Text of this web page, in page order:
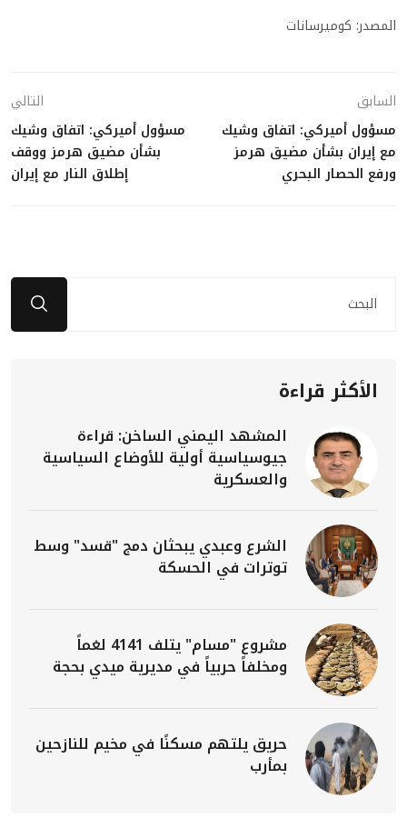
المصدر: كوميرسانات
السابق
مسؤول أميركي: اتفاق وشيك
مع إيران بشأن مضيق هرمز
ورفع الحصار البحري
التالي
مسؤول أميركي: اتفاق وشيك
بشأن مضيق هرمز ووقف
إطلاق النار مع إيران
الأكثر قراءة
المشهد اليمني الساخن: قراءة
جيوسياسية أولية للأوضاع السياسية
والعسكرية
الشرع وعبدي يبحثان دمج "قسد" وسط
توترات في الحسكة
مشروع "مسام" يتلف 4141 لغماً
ومخلفاً حربياً في مديرية ميدي بحجة
حريق يلتهم مسكنًا في مخيم للنازحين
بمأرب